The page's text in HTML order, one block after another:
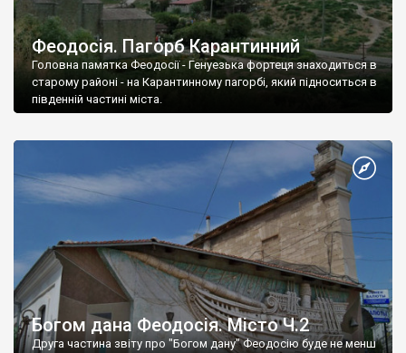
Феодосія. Пагорб Карантинний
Головна памятка Феодосії - Генуезька фортеця знаходиться в
старому районі - на Карантинному пагорбі, який підноситься в
південній частині міста.
Богом дана Феодосія. Місто Ч.2
Друга частина звіту про "Богом дану" Феодосію буде не менш